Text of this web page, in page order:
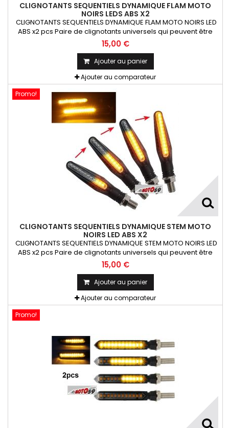
CLIGNOTANTS SEQUENTIELS DYNAMIQUE FLAM MOTO
NOIRS LEDS ABS X2
CLIGNOTANTS SEQUENTIELS DYNAMIQUE FLAM MOTO NOIRS LED
ABS x2 pcs Paire de clignotants universels qui peuvent être
adaptables sur toutes motos ou scooters
15,00 €
Ajouter au panier
Ajouter au comparateur
Promo!
CLIGNOTANTS SEQUENTIELS DYNAMIQUE STEM MOTO
NOIRS LED ABS X2
CLIGNOTANTS SEQUENTIELS DYNAMIQUE STEM MOTO NOIRS LED
ABS x2 pcs Paire de clignotants universels qui peuvent être
adaptables sur toutes motos ou scooters
15,00 €
Ajouter au panier
Ajouter au comparateur
Promo!